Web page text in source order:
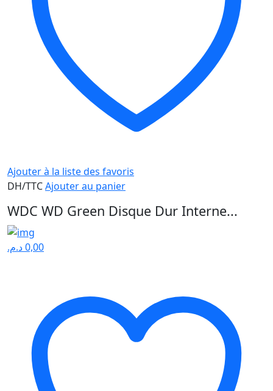
Ajouter à la liste des favoris
DH/TTCAjouter au panier
WDC WD Green Disque Dur Interne...
0,00د.م.